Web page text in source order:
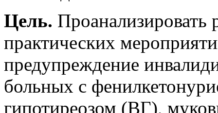
Цель. Проанализировать
практических
предупреждение
больных с
гипотиреозом (ВГ),